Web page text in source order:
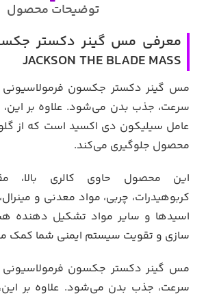
توضیحات محصول
JACKSON THE BLADE MASS
مس گینر دکستر جکسون فرمولاسیونی
سرعت، جذب بدن می‌شود. علاوه بر
عامل سیلیکون دی اکسید است که از
محصول جلوگیری می‌کند.
این محصول حاوی کالری بالا،
کربوهیدرات، چربی، مواد معدنی و
اسیدها و سایر مواد تشکیل دهنده
سازی و تقویت سیستم ایمنی شما کمک
مس گینر دکستر جکسون فرمولاسیونی
سرعت، جذب بدن می‌شود. علاوه بر